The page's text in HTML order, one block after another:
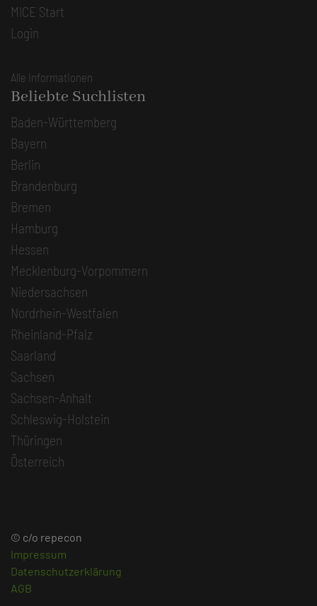
MICE Start
Login
Alle Informationen
Beliebte Suchlisten
Baden-Württemberg
Bayern
Berlin
Brandenburg
Bremen
Hamburg
Hessen
Mecklenburg-Vorpommern
Niedersachsen
Nordrhein-Westfalen
Rheinland-Pfalz
Saarland
Sachsen
Sachsen-Anhalt
Schleswig-Holstein
Thüringen
Österreich
© c/o repecon
Impressum
Datenschutzerklärung
AGB